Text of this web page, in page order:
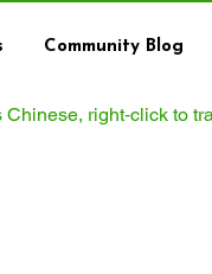
Community Blog
Chinese, right‑click to